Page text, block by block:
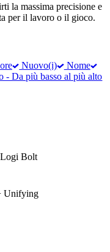
la massima precisione e
per il lavoro o il gioco.
Nuovo(i)
Nome
- Da più basso al più alto
Bolt
Unifying